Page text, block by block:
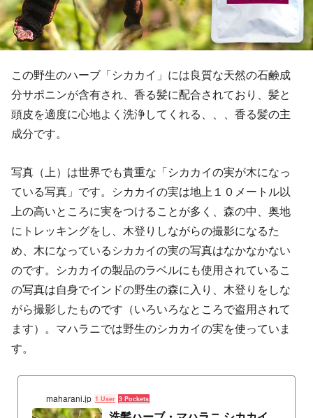
この野生のハーブ「シカカイ」には良質な天然の石鹸成
分サポニンが含有され、香る髪に配合されており、髪と
頭皮を適度に心地よく洗浄してくれる、、、香る髪の主
成分です。
写真（上）は世界でも貴重な「シカカイの実が木になっ
ている写真」です。シカカイの実は地上１０メートル以
上の高いところに実をつけることが多く、森の中、奥地
にトレッキングをし、木登りしながらの撮影になるた
め、木になっているシカカイの実の写真はなかなかない
のです。シカカイの製品のラベルにも使用されているこ
の写真は自身でインドの野生の森に入り、木登りをしな
がら撮影したものです（いろいろなところで盗用されて
ます）。マハラニでは野生のシカカイの実を使っていま
す。
maharani.jp 1 User 3 Pockets